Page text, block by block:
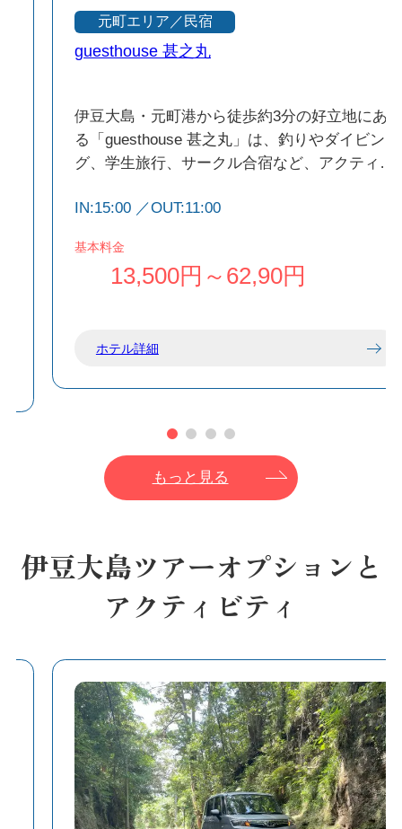
元町エリア／民宿
guesthouse 甚之丸
伊豆大島・元町港から徒歩約3分の好立地にあ
る「guesthouse 甚之丸」は、釣りやダイビン
グ、学生旅行、サークル合宿など、アクティブ
室（6畳～）を備え、団体利用にも柔軟に対応
がそびえる自然豊かな伊豆大島で、都会の喧騒
を離れた癒しの時間をお過ごしください。
IN:15:00 ／OUT:11:00
基本料金
13,500円～62,90円
ホテル詳細
もっと見る
伊豆大島ツアーオプションと
アクティビティ